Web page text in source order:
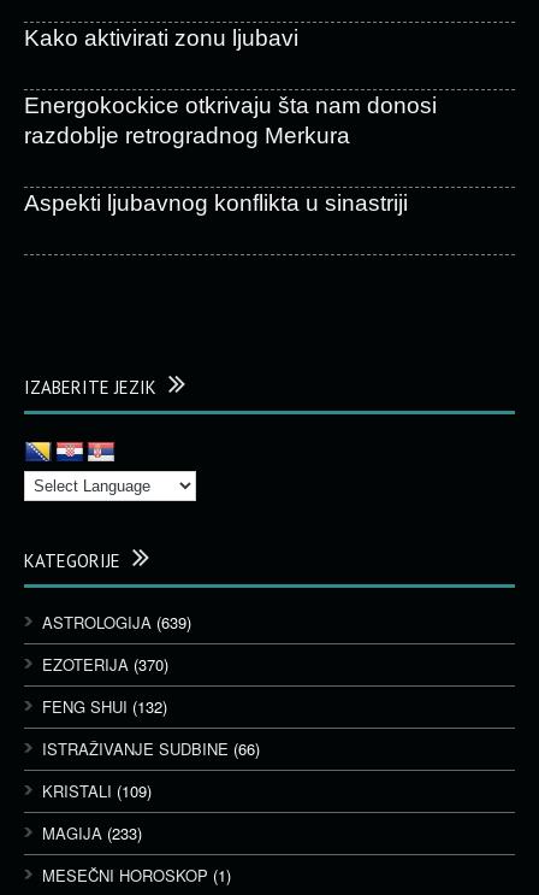
Kako aktivirati zonu ljubavi
Energokockice otkrivaju šta nam donosi
razdoblje retrogradnog Merkura
Aspekti ljubavnog konflikta u sinastriji
IZABERITE JEZIK
KATEGORIJE
ASTROLOGIJA (639)
EZOTERIJA (370)
FENG SHUI (132)
ISTRAŽIVANJE SUDBINE (66)
KRISTALI (109)
MAGIJA (233)
MESEČNI HOROSKOP (1)